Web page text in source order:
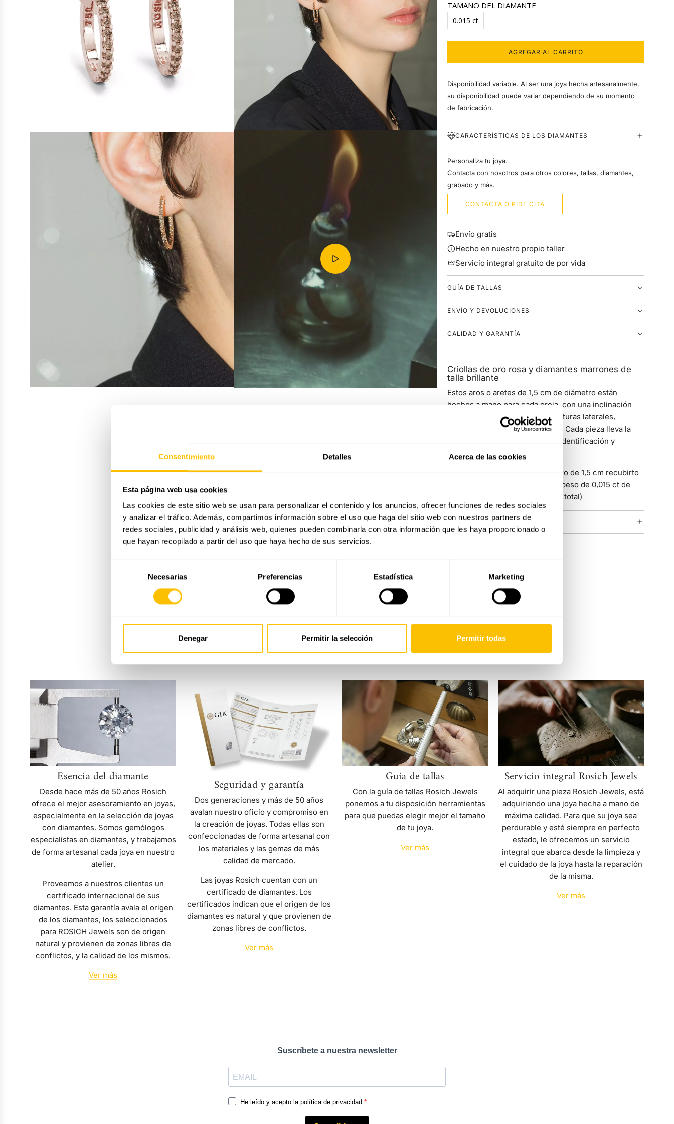
Consentimiento Detalles Acerca de las cookies
Esta página web usa cookies
Las cookies de este sitio web se usan para personalizar el contenido y los anuncios, ofrecer funciones de redes sociales
y analizar el tráfico. Además, compartimos información sobre el uso que haga del sitio web con nuestros partners de
redes sociales, publicidad y análisis web, quienes pueden combinarla con otra información que les haya proporcionado o
que hayan recopilado a partir del uso que haya hecho de sus servicios.
consentimiento
Necesarias Preferencias Estadística Marketing
Denegar Permitir la selección Permitir todas
TAMAÑO DEL DIAMANTE
0.015 ct
AGREGAR AL CARRITO
C
A
G
A
O
Disponibilidad variable. Al ser una joya hecha artesanalmente,
su disponibilidad puede variar dependiendo de su momento
de fabricación.
CARACTERÍSTICAS DE LOS DIAMANTES
Personaliza tu joya.
Contacta con nosotros para otros colores, tallas, diamantes,
grabado y más.
CONTACTA O PIDE CITA
Envío gratis
Hecho en nuestro propio taller
Servicio integral gratuito de por vida
GUÍA DE TALLAS
ENVÍO Y DEVOLUCIONES
CALIDAD Y GARANTÍA
Criollas de oro rosa y diamantes marrones de
talla brillante
Estos aros o aretes de 1,5 cm de diámetro están
hechos a mano para cada oreja, con una inclinación
única en el cierre que evita aperturas laterales,
garantizando un ajuste perfecto. Cada pieza lleva la
inscripción D-I para facilitar su identificación y
colocación.
Cada pendiente tiene un diámetro de 1,5 cm recubirto
por 10 diamantes marrones con peso de 0,015 ct de
cada diamante (20 diamantes en total)
COLECCIÓN ICONIC
También te puede interesar
Últimas joyas vistas
del
diamante
Esencia del diamante
Desde hace más de 50 años Rosich
ofrece el mejor asesoramiento en joyas,
especialmente en la selección de joyas
con diamantes. Somos gemólogos
especialistas en diamantes, y trabajamos
de forma artesanal cada joya en nuestro
atelier.
Proveemos a nuestros clientes un
certificado internacional de sus
diamantes. Esta garantía avala el origen
de los diamantes, los seleccionados
para ROSICH Jewels son de origen
natural y provienen de zonas libres de
conflictos, y la calidad de los mismos.
Ver más
garantía
Seguridad y garantía
Dos generaciones y más de 50 años
avalan nuestro oficio y compromiso en
la creación de joyas. Todas ellas son
confeccionadas de forma artesanal con
los materiales y las gemas de más
calidad de mercado.
Las joyas Rosich cuentan con un
certificado de diamantes. Los
certificados indican que el origen de los
diamantes es natural y que provienen de
zonas libres de conflictos.
Ver más
Guía
tallas
Guía de tallas
Con la guía de tallas Rosich Jewels
ponemos a tu disposición herramientas
para que puedas elegir mejor el tamaño
de tu joya.
Ver más
Servicio
integral
Rosich
Jewels
Servicio integral Rosich Jewels
Al adquirir una pieza Rosich Jewels, está
adquiriendo una joya hecha a mano de
máxima calidad. Para que su joya sea
perdurable y esté siempre en perfecto
estado, le ofrecemos un servicio
integral que abarca desde la limpieza y
el cuidado de la joya hasta la reparación
de la misma.
Ver más